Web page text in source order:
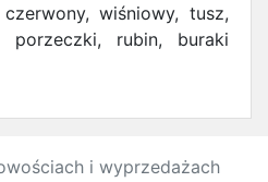
wiśniowy, tusz,
porzeczki, rubin, buraki
i wyprzedażach